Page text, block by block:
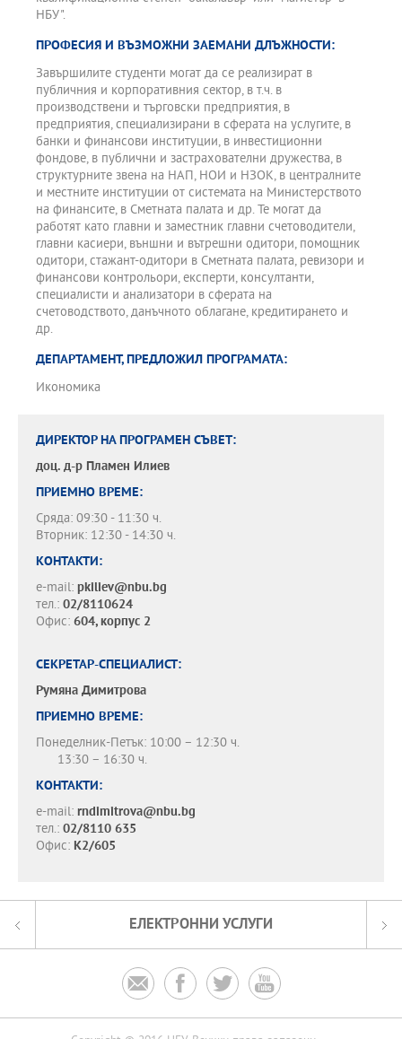
НБУ".
ПРОФЕСИЯ И ВЪЗМОЖНИ ЗАЕМАНИ ДЛЪЖНОСТИ:
Завършилите студенти могат да се реализират в
публичния и корпоративния сектор, в т.ч. в
производствени и търговски предприятия, в
предприятия, специализирани в сферата на услугите, в
банки и финансови институции, в инвестиционни
фондове, в публични и застрахователни дружества, в
структурните звена на НАП, НОИ и НЗОК, в централните
и местните институции от системата на Министерството
на финансите, в Сметната палата и др. Те могат да
работят като главни и заместник главни счетоводители,
главни касиери, външни и вътрешни одитори, помощник
одитори, стажант-одитори в Сметната палата, ревизори и
финансови контрольори, експерти, консултанти,
специалисти и анализатори в сферата на
счетоводството, данъчното облагане, кредитирането и
др.
ДЕПАРТАМЕНТ, ПРЕДЛОЖИЛ ПРОГРАМАТА:
Икономика
ДИРЕКТОР НА ПРОГРАМЕН СЪВЕТ:
доц. д-р Пламен Илиев
ПРИЕМНО ВРЕМЕ:
Сряда: 09:30 - 11:30 ч.
Вторник: 12:30 - 14:30 ч.
КОНТАКТИ:
e-mail: pkiliev@nbu.bg
тел.: 02/8110624
Офис: 604, корпус 2
СЕКРЕТАР-СПЕЦИАЛИСТ:
Румяна Димитрова
ПРИЕМНО ВРЕМЕ:
Понеделник-Петък: 10:00 – 12:30 ч.
13:30 – 16:30 ч.
КОНТАКТИ:
e-mail: rndimitrova@nbu.bg
тел.: 02/8110 635
Офис: К2/605
ЕЛЕКТРОННИ УСЛУГИ
   